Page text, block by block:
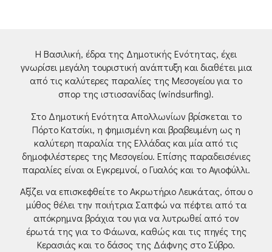
Η Βασιλική, έδρα της Δημοτικής Ενότητας, έχει
γνωρίσει μεγάλη τουριστική ανάπτυξη και διαθέτει μια
από τις καλύτερες παραλίες της Μεσογείου για το
σπορ της ιστιοσανίδας (windsurfing).
Στο Δημοτική Ενότητα Απολλωνίων βρίσκεται το
Πόρτο Κατσίκι, η φημισμένη και βραβευμένη ως η
καλύτερη παραλία της Ελλάδας και μία από τις
δημοφιλέστερες της Μεσογείου. Επίσης παραδεισένιες
παραλίες είναι οι Εγκρεμνοί, ο Γυαλός και το Αγιοφύλλι.
Αξίζει να επισκεφθείτε το Ακρωτήριο Λευκάτας, όπου ο
μύθος θέλει την ποιήτρια Σαπφώ να πέφτει από τα
απόκρημνα βράχια του για να λυτρωθεί από τον
έρωτά της για το Φάωνα, καθώς και τις πηγές της
Κερασιάς και το δάσος της Δάφνης στο Σύβρο.